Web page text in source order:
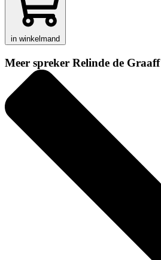
in winkelmand
Meer spreker Relinde de Graaff